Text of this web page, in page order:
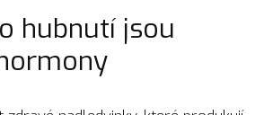
hubnutí jsou